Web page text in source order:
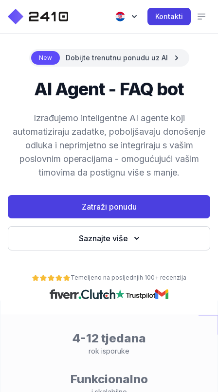
Kontakti
New Dobijte trenutnu ponudu uz AI
AI Agent - FAQ bot
Izrađujemo inteligentne AI agente koji
automatiziraju zadatke, poboljšavaju donošenje
odluka i neprimjetno se integriraju s vašim
poslovnim operacijama - omogućujući vašim
timovima da postignu više s manje.
Zatraži ponudu
Saznajte više
Temeljeno na posljednjih 100+ recenzija
4-12 tjedana
rok isporuke
Funkcionalno